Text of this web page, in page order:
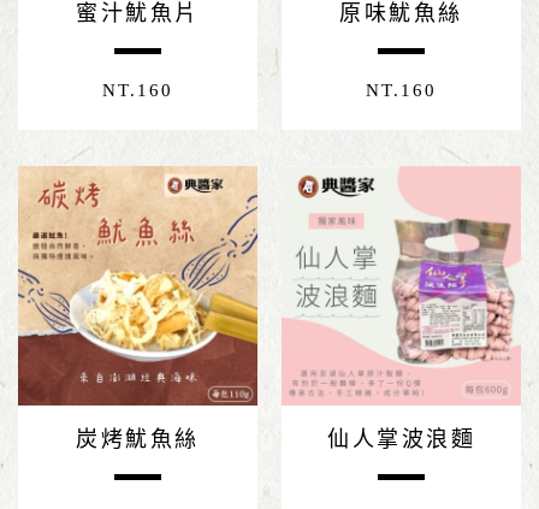
蜜汁魷魚片
NT. 160
原味魷魚絲
NT. 160
炭烤魷魚絲 仙人掌波浪麵